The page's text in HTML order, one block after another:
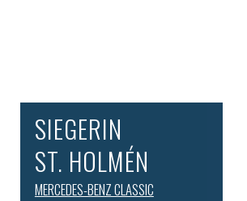
SIEGERIN
ST. HOLMÉN
MERCEDES-BENZ CLASSIC